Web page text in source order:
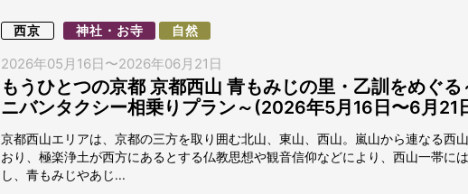
西京 神社・お寺 自然
2026年05月16日〜2026年06月21日
もうひとつの京都 京都西山 青もみじの里・乙訓をめぐる
ニバンタクシー相乗りプラン～(2026年5月16日〜6月21
京都西山エリアは、京都の三方を取り囲む北山、東山、西山。嵐山から連なる西
おり、極楽浄土が西方にあるとする仏教思想や観音信仰などにより、西山一帯に
し、青もみじやあじ...